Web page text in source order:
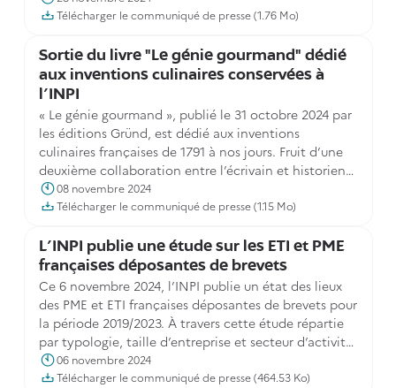
Télécharger le communiqué de presse (1.76 Mo)
Sortie du livre "Le génie gourmand" dédié
aux inventions culinaires conservées à
l'INPI
« Le génie gourmand », publié le 31 octobre 2024 par
les éditions Gründ, est dédié aux inventions
culinaires françaises de 1791 à nos jours. Fruit d’une
deuxième collaboration entre l’écrivain et historien
Bruno Fuligni et l’INPI, l’ouvrage nous plonge dans
l’histoire de la cuisine et la gastronomie françaises.
08 novembre 2024
Télécharger le communiqué de presse (1.15 Mo)
L'INPI publie une étude sur les ETI et PME
françaises déposantes de brevets
Ce 6 novembre 2024, l’INPI publie un état des lieux
des PME et ETI françaises déposantes de brevets pour
la période 2019/2023. À travers cette étude répartie
par typologie, taille d’entreprise et secteur d’activité,
retrouvez une analyse des comportements de ces
acteurs clefs de l’économie pour garantir leur
06 novembre 2024
Télécharger le communiqué de presse (464.53 Ko)